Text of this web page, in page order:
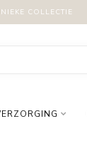
COLLECTIE